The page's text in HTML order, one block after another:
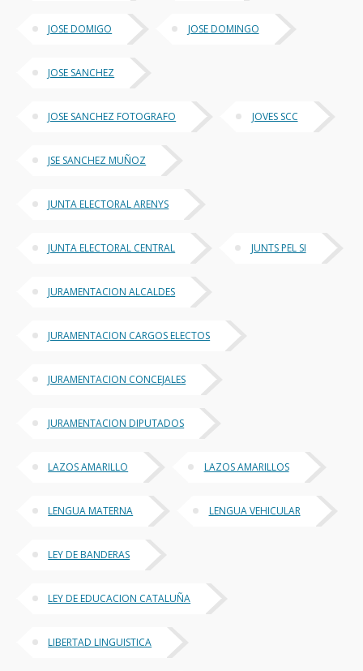
JOSE DOMIGO JOSE DOMINGO
JOSE SANCHEZ
JOSE SANCHEZ FOTOGRAFO JOVES SCC
JSE SANCHEZ MUÑOZ
JUNTA ELECTORAL ARENYS
JUNTA ELECTORAL CENTRAL JUNTS PEL SI
JURAMENTACION ALCALDES
JURAMENTACION CARGOS ELECTOS
JURAMENTACION CONCEJALES
JURAMENTACION DIPUTADOS
LAZOS AMARILLO LAZOS AMARILLOS
LENGUA MATERNA LENGUA VEHICULAR
LEY DE BANDERAS
LEY DE EDUCACION CATALUÑA
LIBERTAD LINGUISTICA